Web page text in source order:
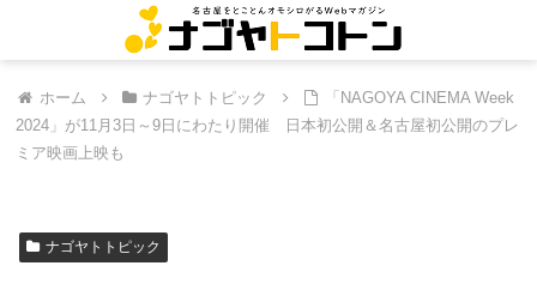
ホーム ナゴヤトトピック
「NAGOYA CINEMA Week
2024」が11月3日～9日にわたり開催 日本初公開＆名古屋初公開のプレ
ミア映画上映も
ナゴヤトトピック